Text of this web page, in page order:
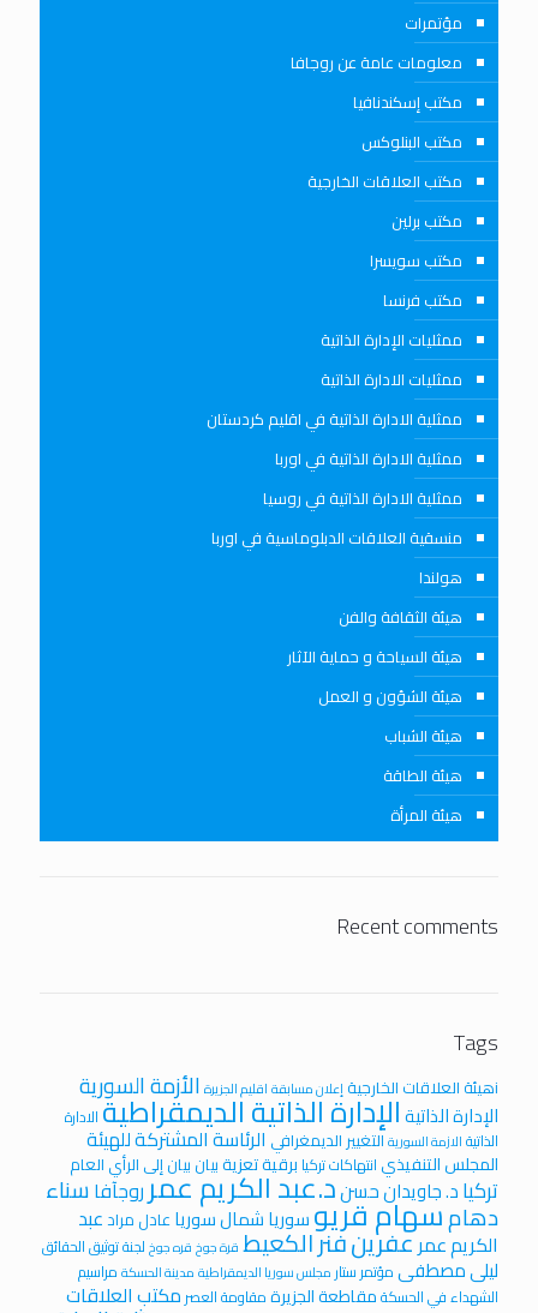
مؤتمرات
معلومات عامة عن روجافا
مكتب إسكندنافيا
مكتب البنلوكس
مكتب العلاقات الخارجية
مكتب برلين
مكتب سويسرا
مكتب فرنسا
ممثليات الإدارة الذاتية
ممثليات الادارة الذاتية
ممثلية الادارة الذاتية في اقليم كردستان
ممثلية الادارة الذاتية في اوربا
ممثلية الادارة الذاتية في روسيا
منسقية العلاقات الدبلوماسية في اوربا
هولندا
هيئة الثقافة والفن
هيئة السياحة و حماية الآثار
هيئة الشؤون و العمل
هيئة الشباب
هيئة الطاقة
هيئة المرأة
Recent comments
Tags
iهيئة العلاقات الخارجية إعلان مسابقة اقليم الجزيرة الأزمة السورية
الإدارة الذاتيةالإدارة الذاتية الديمقراطيةالادارة
الذاتية الازمة السوريةالتغيير الديمغرافي الرئاسة المشتركة للهيئة
المجلس التنفيذيانتهاكات تركيا برقية تعزيةبيان بيان إلى الرأي العام
تركياد. جاويدان حسند.عبد الكريم عمرروجآفاسناء
دهامسهام قريوسورياشمال سورياعادل مرادعبد
الكريم عمرعفرينفنر الكعيط قرة جوخ قره جوخ لجنة توثيق الحقائق
ليلى مصطفىمؤتمر ستار مجلس سوريا الديمقراطية مدينة الحسكة مراسيم
الشهداء في الحسكةمقاطعة الجزيرةمقاومة العصرمكتب العلاقات